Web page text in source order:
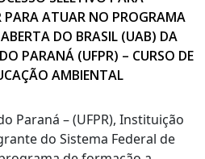
PARA ATUAR NO PROGRAMA
DO BRASIL (UAB) DA
PARANÁ (UFPR) – CURSO DE
AMBIENTAL
Paraná – (UFPR), Instituição
do Sistema Federal de